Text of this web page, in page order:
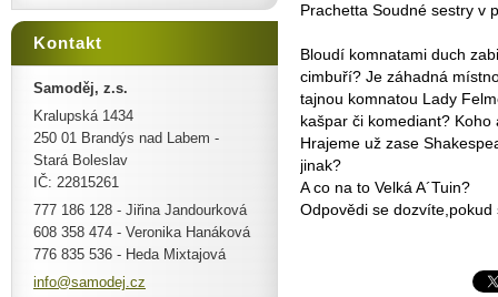
Prachetta Soudné sestry v
Bloudí komnatami duch
cimbuří? Je záhadná
tajnou komnatou Lady
kašpar či komediant?
Hrajeme už zase
jinak?
A co na to Velká A´Tuin?
Odpovědi se
Kontakt
Samoděj, z.s.
Kralupská 1434
250 01 Brandýs nad Labem -
Stará Boleslav
IČ: 22815261
777 186 128 - Jiřina Jandourková
608 358 474 - Veronika Hanáková
776 835 536 - Heda Mixtajová
info@samodej.cz